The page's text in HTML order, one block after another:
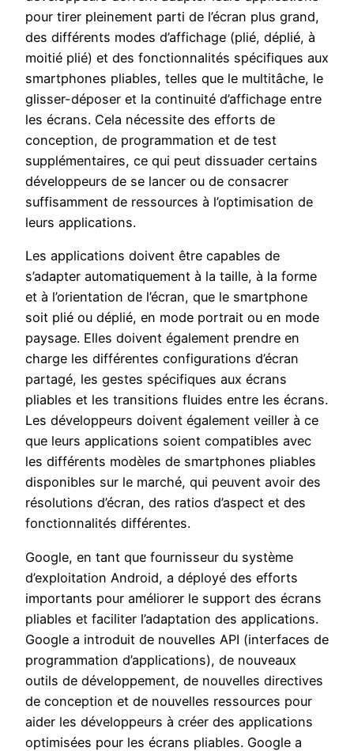
pour tirer pleinement parti de l’écran plus grand,
des différents modes d’affichage (plié, déplié, à
moitié plié) et des fonctionnalités spécifiques aux
smartphones pliables, telles que le multitâche, le
glisser-déposer et la continuité d’affichage entre
les écrans. Cela nécessite des efforts de
conception, de programmation et de test
supplémentaires, ce qui peut dissuader certains
développeurs de se lancer ou de consacrer
suffisamment de ressources à l’optimisation de
leurs applications.
Les applications doivent être capables de
s’adapter automatiquement à la taille, à la forme
et à l’orientation de l’écran, que le smartphone
soit plié ou déplié, en mode portrait ou en mode
paysage. Elles doivent également prendre en
charge les différentes configurations d’écran
partagé, les gestes spécifiques aux écrans
pliables et les transitions fluides entre les écrans.
Les développeurs doivent également veiller à ce
que leurs applications soient compatibles avec
les différents modèles de smartphones pliables
disponibles sur le marché, qui peuvent avoir des
résolutions d’écran, des ratios d’aspect et des
fonctionnalités différentes.
Google, en tant que fournisseur du système
d’exploitation Android, a déployé des efforts
importants pour améliorer le support des écrans
pliables et faciliter l’adaptation des applications.
Google a introduit de nouvelles API (interfaces de
programmation d’applications), de nouveaux
outils de développement, de nouvelles directives
de conception et de nouvelles ressources pour
aider les développeurs à créer des applications
optimisées pour les écrans pliables. Google a